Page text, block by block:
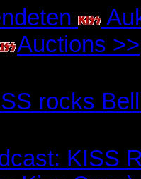
Auctions >>
rocks
KISS